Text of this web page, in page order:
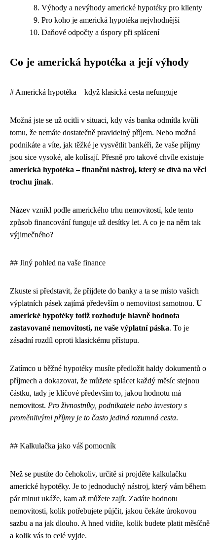
Výhody a nevýhody americké hypotéky pro klienty
Pro koho je americká hypotéka nejvhodnější
Daňové odpočty a úspory při splácení
Co je americká hypotéka a její výhody
# Americká hypotéka – když klasická cesta nefunguje
Možná jste se už ocitli v situaci, kdy vás banka odmítla kvůli
tomu, že nemáte dostatečně pravidelný příjem. Nebo možná
podnikáte a víte, jak těžké je vysvětlit bankéři, že vaše příjmy
jsou sice vysoké, ale kolísají. Přesně pro takové chvíle existuje
americká hypotéka – finanční nástroj, který se dívá na věci
trochu jinak.
Název vznikl podle amerického trhu nemovitostí, kde tento
způsob financování funguje už desítky let. A co je na něm tak
výjimečného?
## Jiný pohled na vaše finance
Zkuste si představit, že přijdete do banky a ta se místo vašich
výplatních pásek zajímá především o nemovitost samotnou. U
americké hypotéky totiž rozhoduje hlavně hodnota
zastavované nemovitosti, ne vaše výplatní páska. To je
zásadní rozdíl oproti klasickému přístupu.
Zatímco u běžné hypotéky musíte předložit haldy dokumentů o
příjmech a dokazovat, že můžete splácet každý měsíc stejnou
částku, tady je klíčové především to, jakou hodnotu má
nemovitost. Pro živnostníky, podnikatele nebo investory s
proměnlivými příjmy je to často jediná rozumná cesta.
## Kalkulačka jako váš pomocník
Než se pustíte do čehokoliv, určitě si projděte kalkulačku
americké hypotéky. Je to jednoduchý nástroj, který vám během
pár minut ukáže, kam až můžete zajít. Zadáte hodnotu
nemovitosti, kolik potřebujete půjčit, jakou čekáte úrokovou
sazbu a na jak dlouho. A hned vidíte, kolik budete platit měsíčně
a kolik vás to celé vyjde.